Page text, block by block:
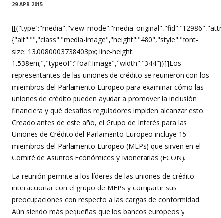
29 APR 2015
{"alt":"","class":"media-image","height":"480","style":"font-
size: 13.0080003738403px; line-height:
1.538em;","typeof":"foaf:Image","width":"344"}}]]Los
representantes de las uniones de crédito se reunieron con los
miembros del Parlamento Europeo para examinar cómo las
uniones de crédito pueden ayudar a promover la inclusión
financiera y qué desafíos reguladores impiden alcanzar esto.
Creado antes de este año, el Grupo de Interés para las
Uniones de Crédito del Parlamento Europeo incluye 15
miembros del Parlamento Europeo (MEPs) que sirven en el
Comité de Asuntos Económicos y Monetarias (ECON).
La reunión permite a los líderes de las uniones de crédito
interaccionar con el grupo de MEPs y compartir sus
preocupaciones con respecto a las cargas de conformidad.
Aún siendo más pequeñas que los bancos europeos y